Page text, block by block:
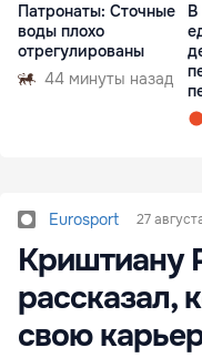
Патронаты: Сточные
воды плохо
отрегулированы
44 минуты назад
В
Eurosport 27
Криштиану
рассказал,
свою